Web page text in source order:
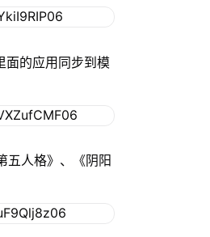
面的应用同步到模
五人格》、《阴阳